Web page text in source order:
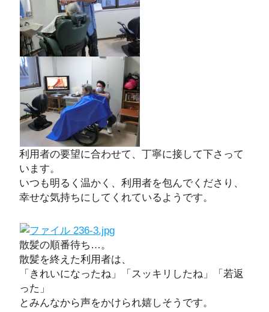
利用者の要望に合わせて、丁寧に接して下さって
います。
いつも明るく温かく、利用者を包んでくださり、
幸せな気持ちにしてくれているようです。
散髪の順番待ち…。
散髪を終えた利用者は、
「きれいになったね」「スッキリしたね」「若返
った」
とみんなから声をかけられ嬉しそうです。